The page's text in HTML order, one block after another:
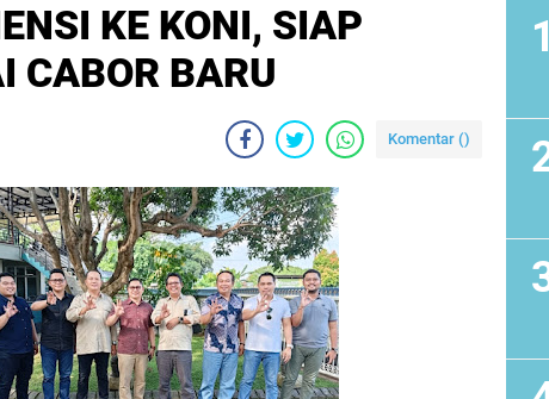
KE KONI, SIAP
CABOR BARU
Komentar ()